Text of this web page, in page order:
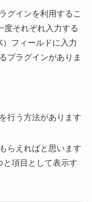
グインを利用するこ
それぞれ入力する
フィールドに入力
プラグインがありま
行う方法があります
らえればと思います
と項目として表示す